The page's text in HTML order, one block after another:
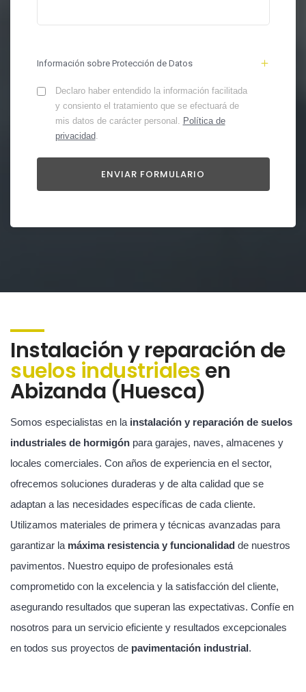
Información sobre Protección de Datos
Declaro haber entendido la información facilitada
y consiento el tratamiento que se efectuará de
mis datos de carácter personal. Política de
privacidad.
Instalación y reparación de
suelos industrialesen
Abizanda (Huesca)
Somos especialistas en la instalación y reparación de suelos
industriales de hormigón para garajes, naves, almacenes y
locales comerciales. Con años de experiencia en el sector,
ofrecemos soluciones duraderas y de alta calidad que se
adaptan a las necesidades específicas de cada cliente.
Utilizamos materiales de primera y técnicas avanzadas para
garantizar la máxima resistencia y funcionalidad de nuestros
pavimentos. Nuestro equipo de profesionales está
comprometido con la excelencia y la satisfacción del cliente,
asegurando resultados que superan las expectativas. Confíe en
nosotros para un servicio eficiente y resultados excepcionales
en todos sus proyectos de pavimentación industrial.